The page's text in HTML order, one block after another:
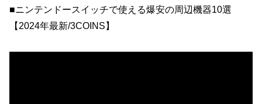
■ニンテンドースイッチで使える爆安の周辺機器10選
【2024年最新/3COINS】